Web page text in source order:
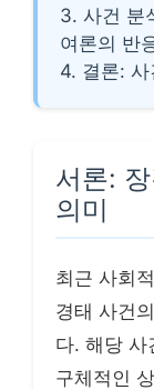
3. 사건 분
여론의 반
4. 결론:
서론:
의미
최근 사회
경태 사건
다. 해당 사
구체적인